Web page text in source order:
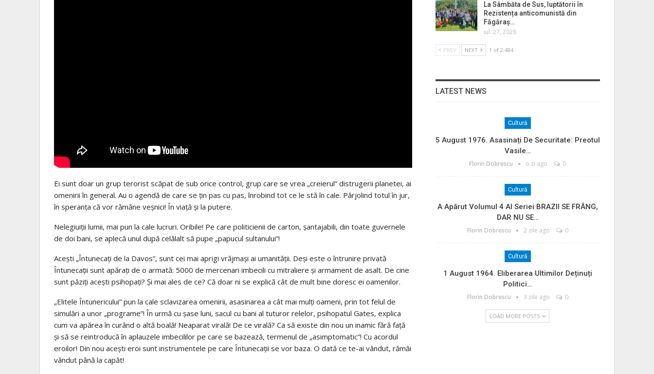
Ei sunt doar un grup terorist scăpat de sub orice control, grup care se vrea „creierul” distrugerii planetei, ai
omenirii în general. Au o agendă de care se țin pas cu pas, înrobind tot ce le stă în cale. Pârjolind totul în jur,
în speranța că vor rămăne veșnici! În viață și la putere.
Nelegiuiții lumii, mai pun la cale lucruri. Oribile! Pe care politicienii de carton, șantajabili, din toate guvernele
de doi bani, se aplecă unul după celălalt să pupe „papucul sultanului”!
Acești „Întunecați de la Davos”, sunt cei mai aprigi vrăjmași ai umanității. Deși este o întrunire privată
Întunecații sunt apărați de o armată: 5000 de mercenari imbecili cu mitraliere și armament de asalt. De cine
sunt păziți acești psihopați? Și mai ales de ce? Că doar ni se explică cât de mult bine doresc ei oamenilor.
„Elitele Întunericului” pun la cale sclavizarea omenirii, asasinarea a cât mai mulți oameni, prin tot felul de
simulări a unor „programe”! În urmă cu șase luni, sacul cu bani al tuturor relelor, psihopatul Gates, explica
cum va apărea în curând o altă boală! Neaparat virală! De ce virală? Ca să existe din nou un inamic fără față
și să se reintroducă în aplauzele imbecililor pe care se bazează, termenul de „asimptomatic”! Cu acordul
eroilor! Din nou acești eroi sunt instrumentele pe care Întunecații se vor baza. O dată ce te-ai vândut, rămăi
vândut până la capăt!
La Sâmbăta de Sus, luptătorii în
Rezistența anticomunistă din
Făgăraș…
iul. 27, 2026
PREV NEXT 1 of 2.484
LATEST NEWS
Cultură
5 August 1976. Asasinați De Securitate: Preotul
Vasile…
Florin Dobrescu o zi ago 0
Cultură
A Apărut Volumul 4 Al Seriei BRAZII SE FRÂNG,
DAR NU SE…
Florin Dobrescu 2 zile ago 0
Cultură
1 August 1964. Eliberarea Ultimilor Deținuți
Politici…
Florin Dobrescu 3 zile ago 0
LOAD MORE POSTS